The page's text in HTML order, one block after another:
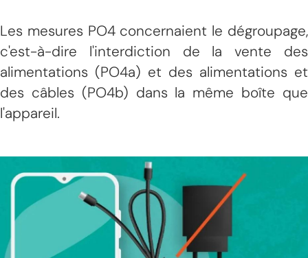
Les mesures PO4 concernaient le dégroupage,
c'est-à-dire l'interdiction de la vente des
alimentations (PO4a) et des alimentations et
des câbles (PO4b) dans la même boîte que
l'appareil.